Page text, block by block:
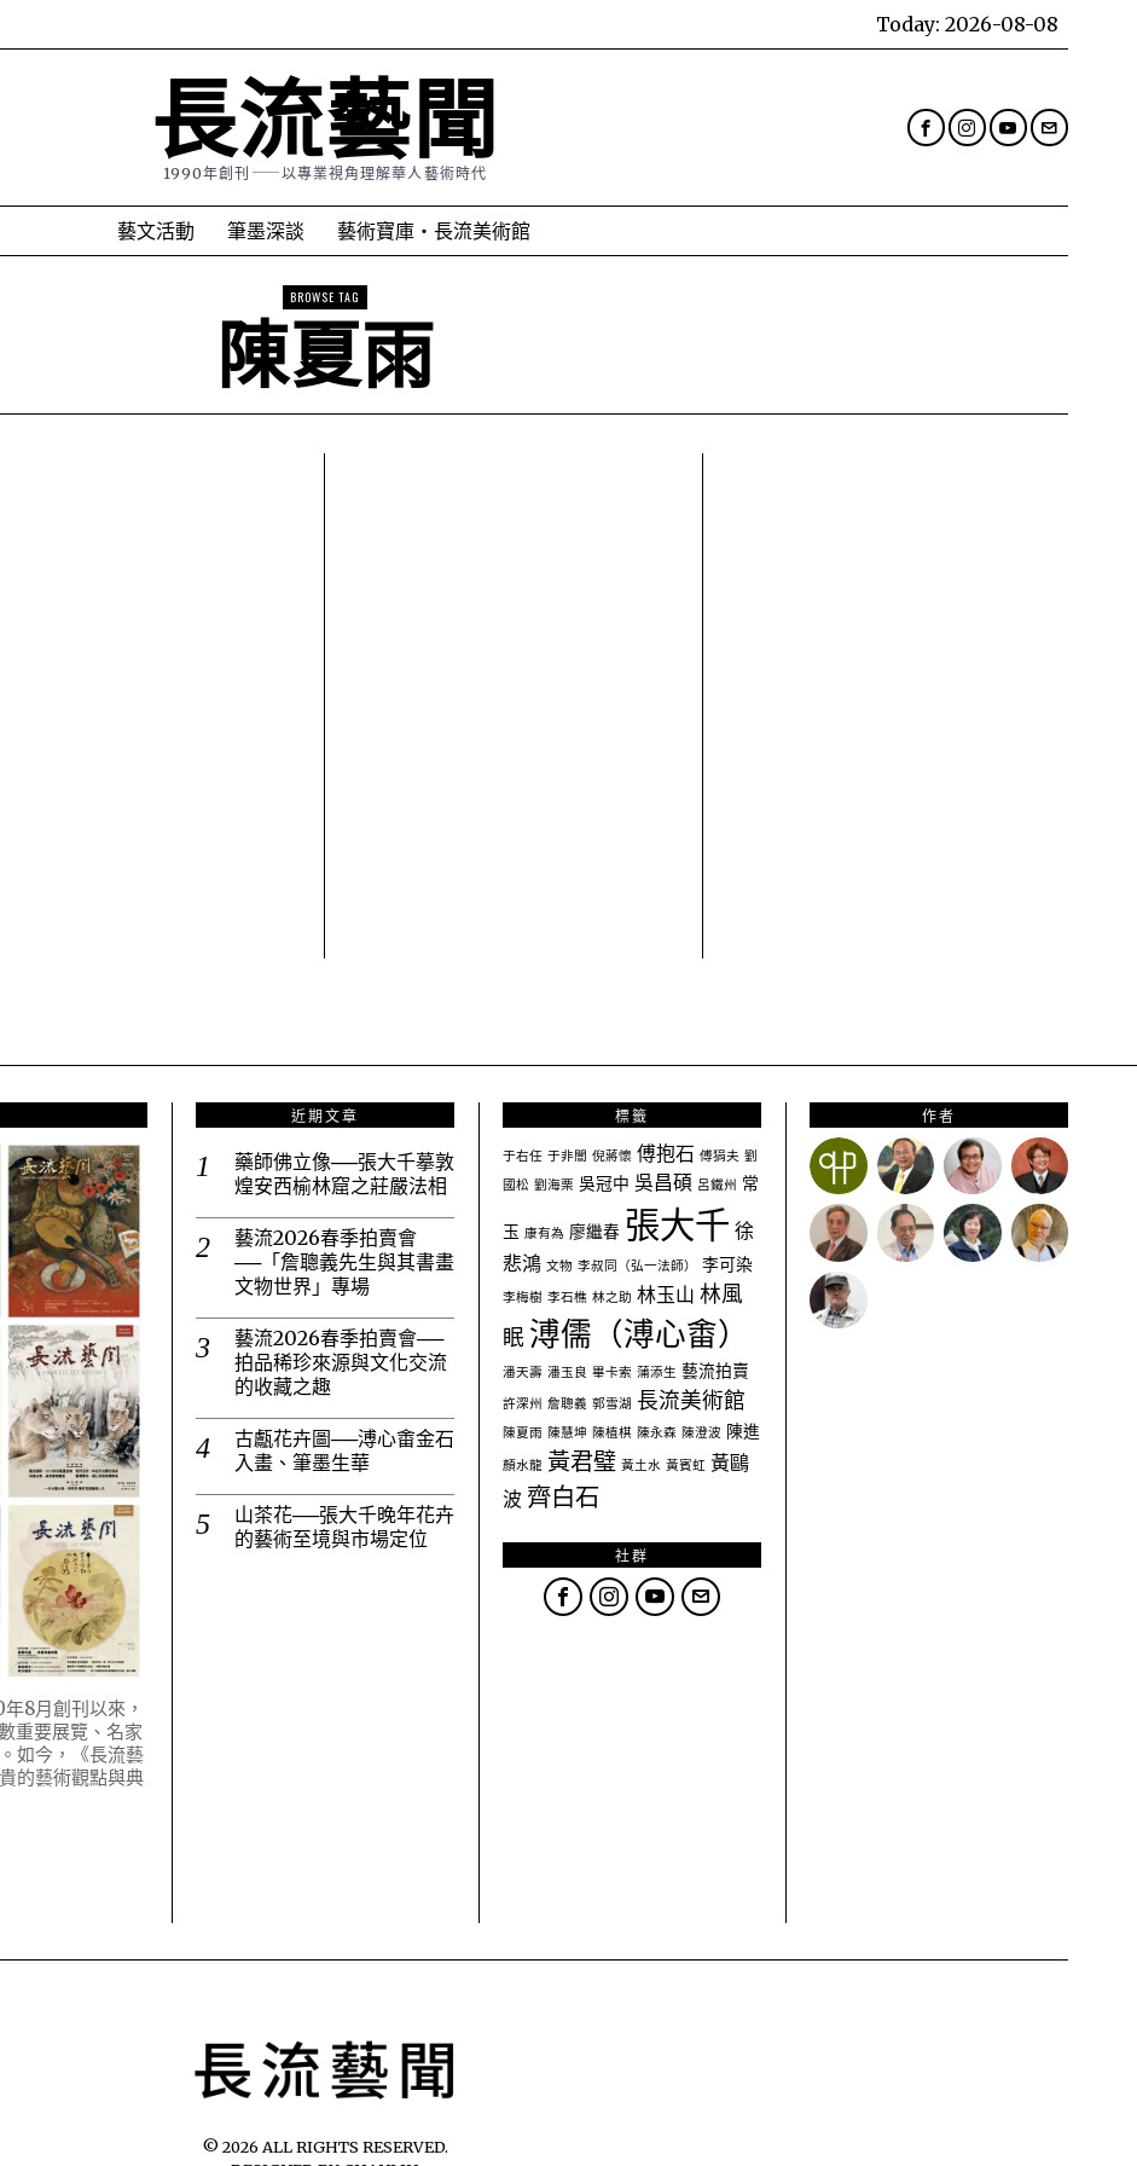
Today: 2026-08-08
長流藝聞
1990年創刊⸺以專業視角理解華人藝術時代
藝文活動 筆墨深談 藝術寶庫・長流美術館
BROWSE TAG
陳夏雨
8月創刊以來，
重要展覽、名家
如今，《長流藝
的藝術觀點與典
近期文章
藥師佛立像──張大千摹敦
煌安西榆林窟之莊嚴法相
藝流2026春季拍賣會
──「詹聰義先生與其書畫
文物世界」專場
藝流2026春季拍賣會──
拍品稀珍來源與文化交流
的收藏之趣
古甗花卉圖──溥心畬金石
入畫、筆墨生華
山茶花──張大千晚年花卉
的藝術至境與市場定位
標籤
于右任 于非闇 倪蔣懷 傅抱石 傅狷夫 劉
國松 劉海栗 吳冠中 吳昌碩 呂鐵州 常
玉 康有為 廖繼春 張大千 徐
悲鴻 文物 李叔同（弘一法師） 李可染
李梅樹 李石樵 林之助 林玉山 林風
眠 溥儒（溥心畬）
潘天壽 潘玉良 畢卡索 蒲添生 藝流拍賣
許深州 詹聰義 郭雪湖 長流美術館
陳夏雨 陳慧坤 陳植棋 陳永森 陳澄波 陳進
顏水龍 黃君璧 黃土水 黃賓虹 黃鷗
波 齊白石
社群
作者
©2026 ALL RIGHTS RESERVED.